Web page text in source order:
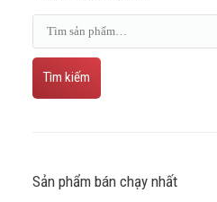
Tìm kiếm
Sản phẩm bán chạy nhất